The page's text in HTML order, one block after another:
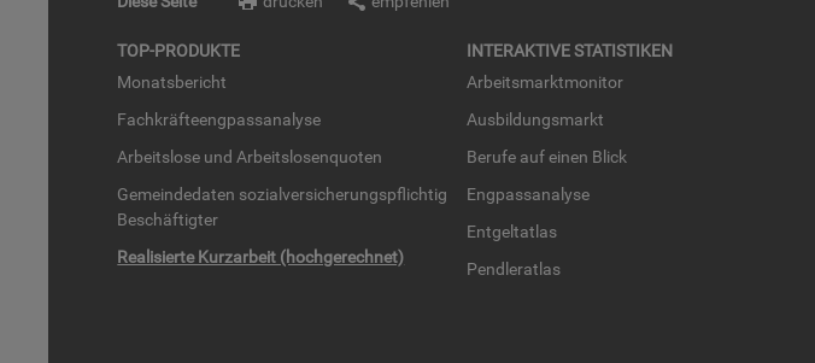
TOP-PRO­DUK­TE
Mo­nats­be­richt
Fach­kräf­te­eng­pass­ana­ly­se
Ar­beits­lo­se und Ar­beits­lo­sen­quo­ten
Ge­mein­de­da­ten so­zi­al­ver­si­che­rungs­pflich­tig
Be­schäf­tig­ter
Rea­li­sier­te Kurz­ar­beit (hoch­ge­rech­net)
IN­TER­AK­TI­VE STA­TIS­TI­KEN
Ar­beits­markt­mo­ni­tor
Aus­bil­dungs­markt
Be­ru­fe auf einen Blick
Eng­pass­ana­ly­se
Ent­gel­t­at­las
Pend­ler­at­las